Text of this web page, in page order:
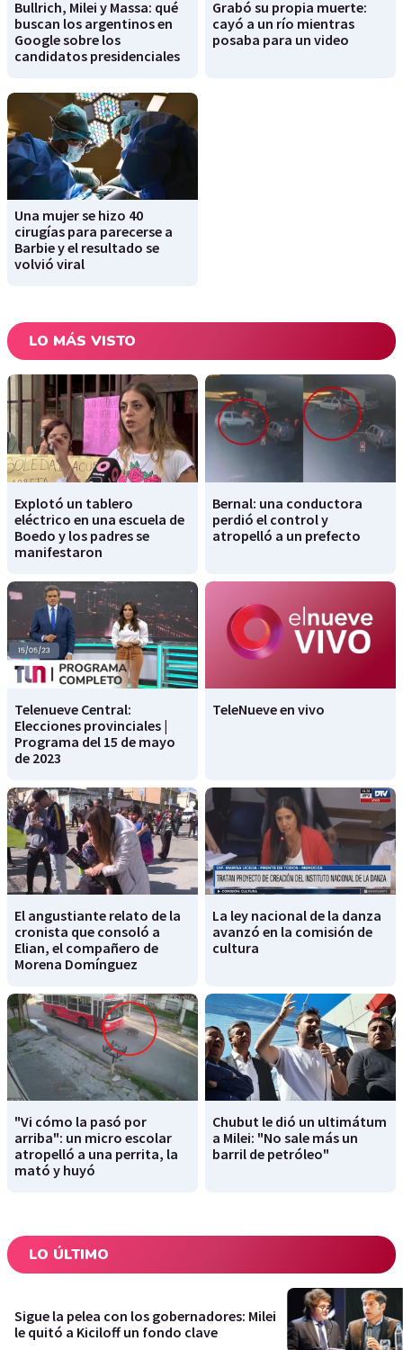
Bullrich, Milei y Massa: qué
buscan los argentinos en
Google sobre los
candidatos presidenciales
Grabó su propia muerte:
cayó a un río mientras
posaba para un video
Una mujer se hizo 40
cirugías para parecerse a
Barbie y el resultado se
volvió viral
LO MÁS VISTO
Explotó un tablero
eléctrico en una escuela de
Boedo y los padres se
manifestaron
Bernal: una conductora
perdió el control y
atropelló a un prefecto
Telenueve Central:
Elecciones provinciales |
Programa del 15 de mayo
de 2023
TeleNueve en vivo
El angustiante relato de la
cronista que consoló a
Elian, el compañero de
Morena Domínguez
La ley nacional de la danza
avanzó en la comisión de
cultura
"Vi cómo la pasó por
arriba": un micro escolar
atropelló a una perrita, la
mató y huyó
Chubut le dió un ultimátum
a Milei: "No sale más un
barril de petróleo"
LO ÚLTIMO
Sigue la pelea con los gobernadores: Milei
le quitó a Kiciloff un fondo clave